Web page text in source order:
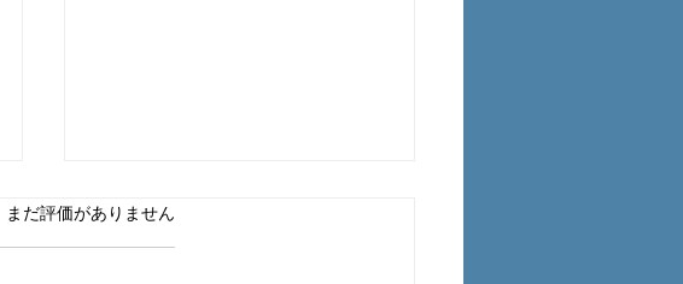
塗替工事中の臭い対策につい
て
評価されています。
まだ評価がありません